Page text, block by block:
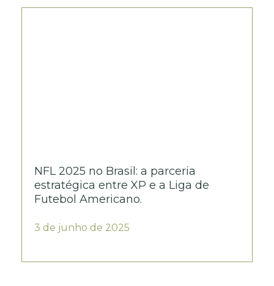
NFL 2025 no Brasil: a parceria
estratégica entre XP e a Liga de
Futebol Americano.
3 de junho de 2025